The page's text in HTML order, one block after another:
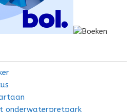
onderwaterpretpark